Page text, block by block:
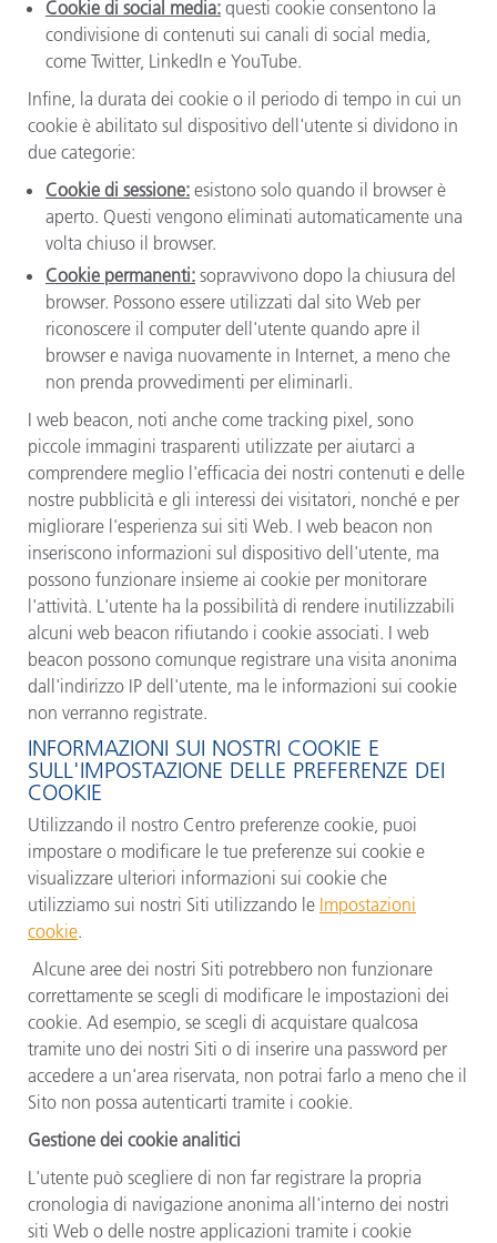
Cookie di social media: questi cookie consentono la
condivisione di contenuti sui canali di social media,
come Twitter, LinkedIn e YouTube.
Infine, la durata dei cookie o il periodo di tempo in cui un
cookie è abilitato sul dispositivo dell'utente si dividono in
due categorie:
Cookie di sessione: esistono solo quando il browser è
aperto. Questi vengono eliminati automaticamente una
volta chiuso il browser.
Cookie permanenti: sopravvivono dopo la chiusura del
browser. Possono essere utilizzati dal sito Web per
riconoscere il computer dell'utente quando apre il
browser e naviga nuovamente in Internet, a meno che
non prenda provvedimenti per eliminarli.
I web beacon, noti anche come tracking pixel, sono
piccole immagini trasparenti utilizzate per aiutarci a
comprendere meglio l'efficacia dei nostri contenuti e delle
nostre pubblicità e gli interessi dei visitatori, nonché e per
migliorare l'esperienza sui siti Web. I web beacon non
inseriscono informazioni sul dispositivo dell'utente, ma
possono funzionare insieme ai cookie per monitorare
l'attività. L'utente ha la possibilità di rendere inutilizzabili
alcuni web beacon rifiutando i cookie associati. I web
beacon possono comunque registrare una visita anonima
dall'indirizzo IP dell'utente, ma le informazioni sui cookie
non verranno registrate.
INFORMAZIONI SUI NOSTRI COOKIE E
SULL'IMPOSTAZIONE DELLE PREFERENZE DEI
COOKIE
Utilizzando il nostro Centro preferenze cookie, puoi
impostare o modificare le tue preferenze sui cookie e
visualizzare ulteriori informazioni sui cookie che
utilizziamo sui nostri Siti utilizzando le Impostazioni
cookie.
Alcune aree dei nostri Siti potrebbero non funzionare
correttamente se scegli di modificare le impostazioni dei
cookie. Ad esempio, se scegli di acquistare qualcosa
tramite uno dei nostri Siti o di inserire una password per
accedere a un'area riservata, non potrai farlo a meno che il
Sito non possa autenticarti tramite i cookie.
Gestione dei cookie analitici
L'utente può scegliere di non far registrare la propria
cronologia di navigazione anonima all'interno dei nostri
siti Web o delle nostre applicazioni tramite i cookie